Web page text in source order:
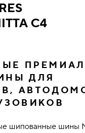
C4
ДЛЯ
шипованные шины